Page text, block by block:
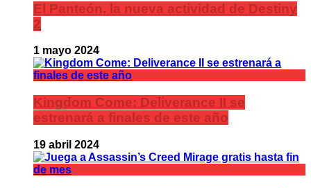
El Panteón, la nueva actividad de Destiny
2
1 mayo 2024
Kingdom Come: Deliverance II se
estrenará a finales de este año
19 abril 2024